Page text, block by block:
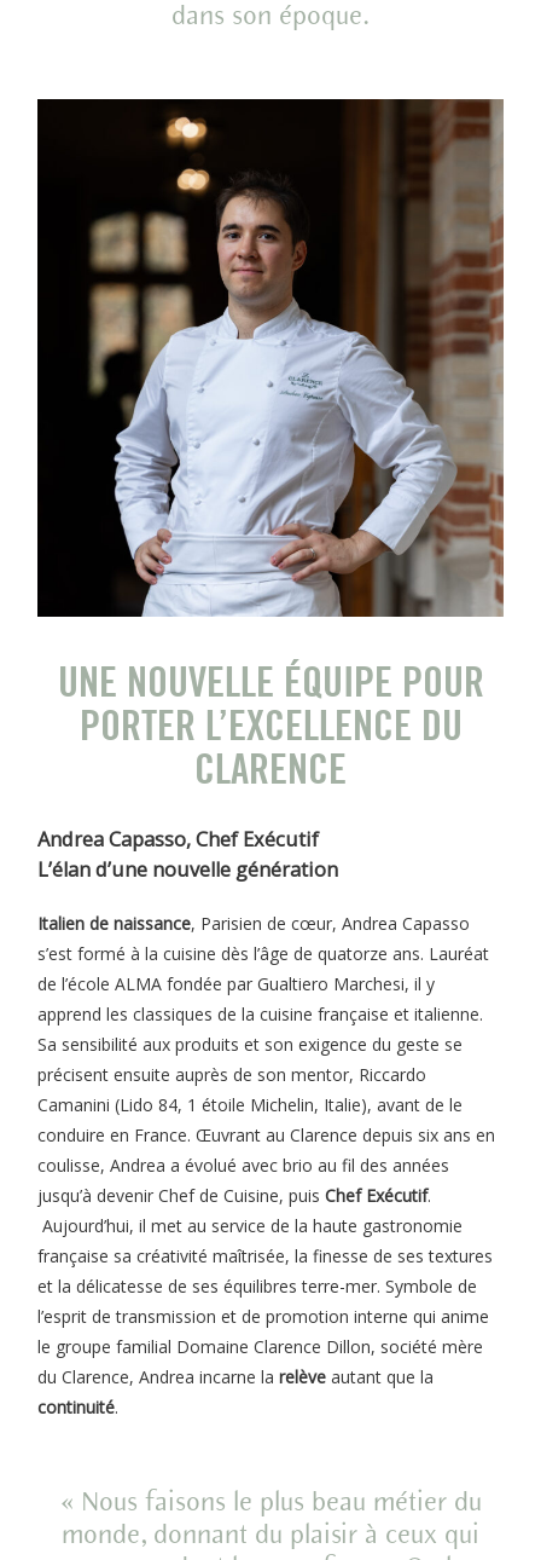
dans son époque.
UNE NOUVELLE ÉQUIPE POUR
PORTER L’EXCELLENCE DU
CLARENCE
Andrea Capasso, Chef Exécutif
L’élan d’une nouvelle génération
Italien de naissance, Parisien de cœur, Andrea Capasso
s’est formé à la cuisine dès l’âge de quatorze ans. Lauréat
de l’école ALMA fondée par Gualtiero Marchesi, il y
apprend les classiques de la cuisine française et italienne.
Sa sensibilité aux produits et son exigence du geste se
précisent ensuite auprès de son mentor, Riccardo
Camanini (Lido 84, 1 étoile Michelin, Italie), avant de le
conduire en France. Œuvrant au Clarence depuis six ans en
coulisse, Andrea a évolué avec brio au fil des années
jusqu’à devenir Chef de Cuisine, puis Chef Exécutif.
Aujourd’hui, il met au service de la haute gastronomie
française sa créativité maîtrisée, la finesse de ses textures
et la délicatesse de ses équilibres terre-mer. Symbole de
l’esprit de transmission et de promotion interne qui anime
le groupe familial Domaine Clarence Dillon, société mère
du Clarence, Andrea incarne larelève autant que la
continuité.
« Nous faisons le plus beau métier du
monde, donnant du plaisir à ceux qui